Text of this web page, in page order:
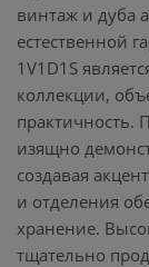
винтаж и дуба
естественной
1V1D1S
коллекции,
практичность.
изящно
создавая
и отделения
хранение.
тщательно